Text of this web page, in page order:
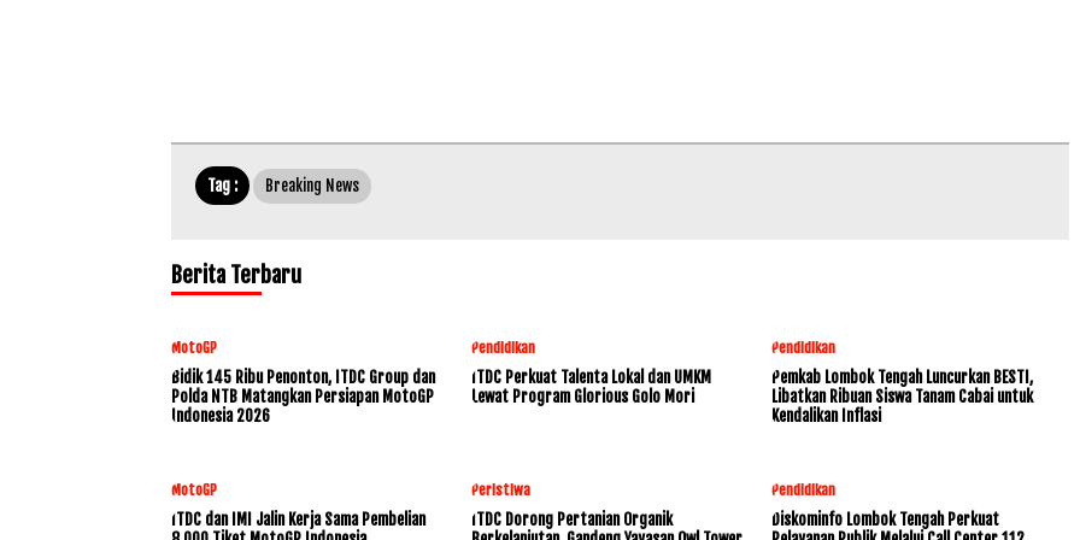
Tag : Breaking News
Berita Terbaru
MotoGP
Bidik 145 Ribu Penonton, ITDC Group dan
Polda NTB Matangkan Persiapan MotoGP
Indonesia 2026
Pendidikan
ITDC Perkuat Talenta Lokal dan UMKM
Lewat Program Glorious Golo Mori
Pendidikan
Pemkab Lombok Tengah Luncurkan BESTI,
Libatkan Ribuan Siswa Tanam Cabai untuk
Kendalikan Inflasi
MotoGP
ITDC dan IMI Jalin Kerja Sama Pembelian
Peristiwa
ITDC Dorong Pertanian Organik
Pendidikan
Diskominfo Lombok Tengah Perkuat